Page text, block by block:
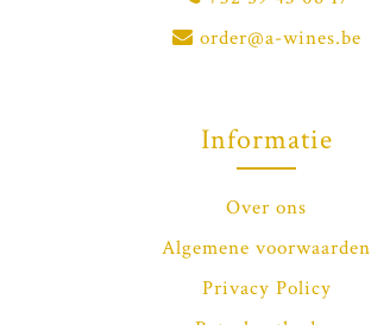
order@a-wines.be
Informatie
Over ons
Algemene voorwaarden
Privacy Policy